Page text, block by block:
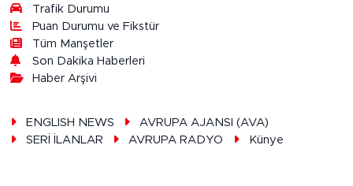
Trafik Durumu
Puan Durumu ve Fikstür
Tüm Manşetler
Son Dakika Haberleri
Haber Arşivi
ENGLISH NEWS
AVRUPA AJANSI (AVA)
SERİ İLANLAR
AVRUPA RADYO Künye